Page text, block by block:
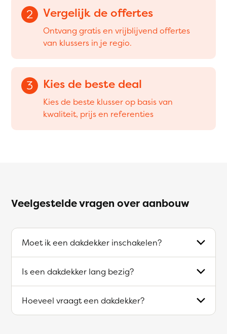
2 Vergelijk de offertes
Ontvang gratis en vrijblijvend offertes
van klussers in je regio.
3 Kies de beste deal
Kies de beste klusser op basis van
kwaliteit, prijs en referenties
Veelgestelde vragen over aanbouw
Moet ik een dakdekker inschakelen?
Is een dakdekker lang bezig?
Hoeveel vraagt een dakdekker?